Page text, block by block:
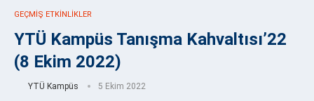
GEÇMIŞ ETKINLIKLER
YTÜ Kampüs Tanışma Kahvaltısı’22
(8 Ekim 2022)
YTÜ Kampüs 5 Ekim 2022